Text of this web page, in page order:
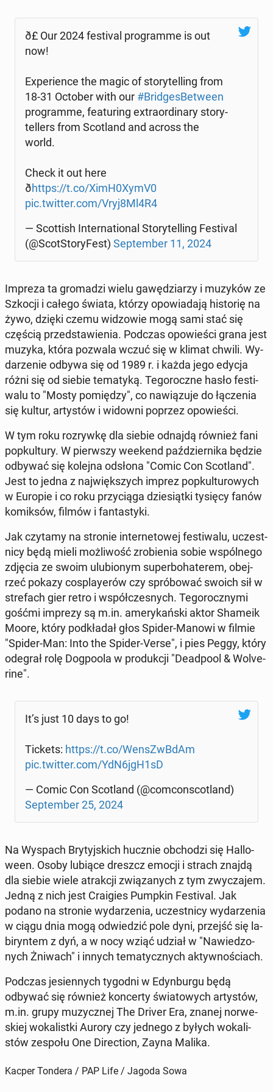
ð£ Our 2024 fe­sti­val pro­gram­me is out
now!
Expe­rien­ce the magic of sto­ry­tel­ling from
18-31 October with our #Brid­ges­Be­twe­en
pro­gram­me, fe­atu­ring extra­or­di­na­ry sto­ry­
tel­lers from Sco­tland and across the
world.
Check it out here
ðhttps://t.co/XimH0XymV0
pic.twitter.com/Vryj8Ml4R4
— Scot­tish In­ter­na­tio­nal Sto­ry­tel­ling Fe­sti­val
(@Scot­Sto­ry­Fest) Sep­tem­ber 11, 2024
Impreza ta gro­ma­dzi wielu ga­wę­dzia­rzy i muzyków ze
Szkocji i całego świata, którzy opo­wia­da­ją hi­sto­rię na
żywo, dzięki czemu wi­dzo­wie mogą sami stać się
częścią przed­sta­wie­nia. Podczas opo­wie­ści grana jest
muzyka, która pozwala wczuć się w klimat chwili. Wy­
da­rze­nie odbywa się od 1989 r. i każda jego edycja
różni się od siebie te­ma­ty­ką. Te­go­rocz­ne hasło fe­sti­
wa­lu to "Mosty po­mię­dzy", co na­wią­zu­je do łą­cze­nia
się kultur, ar­ty­stów i widowni poprzez opo­wie­ści.
W tym roku roz­ryw­kę dla siebie odnajdą również fani
po­pkul­tu­ry. W pierw­szy weekend paź­dzier­ni­ka będzie
odbywać się kolejna odsłona "Comic Con Sco­tland".
Jest to jedna z naj­więk­szych imprez po­pkul­tu­ro­wych
w Europie i co roku przy­cią­ga dzie­siąt­ki tysięcy fanów
ko­mik­sów, filmów i fan­ta­sty­ki.
Jak czytamy na stronie in­ter­ne­to­wej fe­sti­wa­lu, uczest­
ni­cy będą mieli moż­li­wość zro­bie­nia sobie wspól­ne­go
zdjęcia ze swoim ulu­bio­nym su­per­bo­ha­te­rem, obej­
rzeć pokazy co­splay­erów czy spró­bo­wać swoich sił w
stre­fach gier retro i współ­cze­snych. Te­go­rocz­ny­mi
gośćmi imprezy są m.in. ame­ry­kań­ski aktor Shameik
Moore, który pod­kła­dał głos Spider-Manowi w filmie
"Spider-Man: Into the Spider-Verse", i pies Peggy, który
odegrał rolę Do­gpo­ola w pro­duk­cji "De­ad­po­ol & Wo­lve­
ri­ne".
It’s just 10 days to go!
Tickets: https://t.co/We­nsZwB­dAm
pic.twitter.com/YdN6jgH1sD
— Comic Con Sco­tland (@com­con­sco­tland)
Sep­tem­ber 25, 2024
Na Wyspach Bry­tyj­skich hucznie ob­cho­dzi się Hal­lo­
we­en. Osoby lubiące dreszcz emocji i strach znajdą
dla siebie wiele atrak­cji zwią­za­nych z tym zwy­cza­jem.
Jedną z nich jest Cra­igies Pumpkin Fe­sti­val. Jak
podano na stronie wy­da­rze­nia, uczest­ni­cy wy­da­rze­nia
w ciągu dnia mogą od­wie­dzić pole dyni, przejść się la­
bi­ryn­tem z dyń, a w nocy wziąć udział w "Na­wie­dzo­
nych Żniwach" i innych te­ma­tycz­nych ak­tyw­no­ściach.
Podczas je­sien­nych tygodni w Edyn­bur­gu będą
odbywać się również kon­cer­ty świa­to­wych ar­ty­stów,
m.in. grupy mu­zycz­nej The Driver Era, znanej nor­we­
skiej wo­ka­list­ki Aurory czy jednego z byłych wo­ka­li­
stów zespołu One Di­rec­tion, Zayna Malika.
Kacper Tondera / PAP Life / Jagoda Sowa